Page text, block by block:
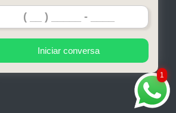
Contato
Mapa do site
1
Iniciar conversa